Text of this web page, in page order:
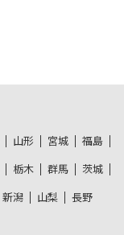
山形 宮城 福島
栃木 群馬 茨城
新潟 山梨
長野